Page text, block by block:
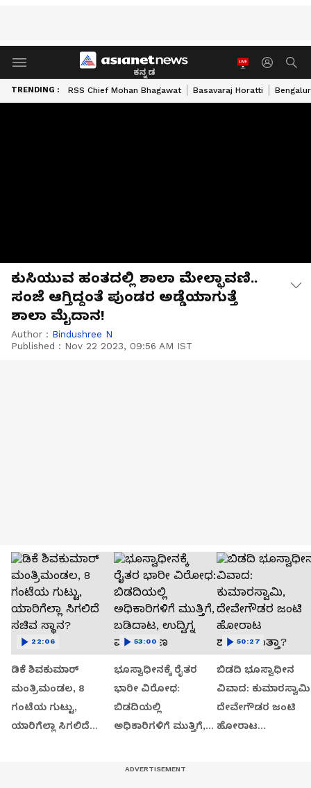
ಕನ್ನಡ
TRENDING : RSS Chief Mohan Bhagawat Basavaraj Horatti
ಕುಸಿಯುವ ಹಂತದಲ್ಲಿ ಶಾಲಾ ಮೇಲ್ಛಾವಣಿ..
ಸಂಜೆ ಆಗ್ತಿದ್ದಂತೆ ಪುಂಡರ ಅಡ್ಡೆಯಾಗುತ್ತೆ
ಶಾಲಾ ಮೈದಾನ!
Author : Bindushree N
Published : Nov 22 2023, 09:56 AM IST
ಡಿಕೆ ಶಿವಕುಮಾರ್
ಮಂತ್ರಿಮಂಡಲ, 8
ಗಂಟೆಯ ಗುಟ್ಟು,
ಯಾರಿಗೆಲ್ಲಾ ಸಿಗಲಿದೆ
22:06
ಭೂಸ್ವಾಧೀನಕ್ಕೆ ರೈತರ
ಭಾರೀ ವಿರೋಧ:
ಬಿಡದಿಯಲ್ಲಿ
ಅಧಿಕಾರಿಗಳಿಗೆ ಮುತ್ತಿಗೆ,
53:00
ಬಿಡದಿ ಭೂಸ್ವಾಧೀನ
ವಿವಾದ:
ದೇವೇಗೌಡರ ಜಂಟಿ
ಹೋರಾಟ
50:27